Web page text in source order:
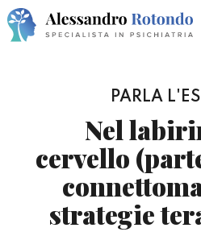
PARLA
Nel
cervello
strategie